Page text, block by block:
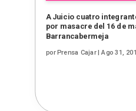
A Juicio cuatro
por masacre del 16 de
Barrancabermeja
porPrensa Cajar|Ago 31,